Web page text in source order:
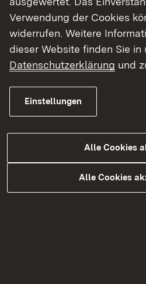
auch wesentlich größer
dieser Gebiete dürfen zum
mehr transportiert werden.
Im Ausbruchsbetrieb
Ernstfall getötet und
werden. Danach folgen
Hart, aber notwendig:Nur
Verwendung der Cookies
widerrufen. Weitere
dieser Website finden Sie in
Datenschutzerklärung und
Einstellungen
Alle Cookies
Alle Cookies